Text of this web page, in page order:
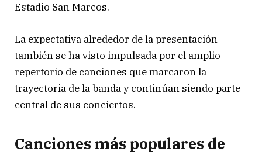
Estadio San Marcos.
La expectativa alrededor de la presentación
también se ha visto impulsada por el amplio
repertorio de canciones que marcaron la
trayectoria de la banda y continúan siendo parte
central de sus conciertos.
Canciones más populares de